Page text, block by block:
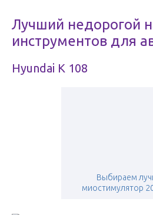
Лучший недорогой
инструментов для
Hyundai K 108
Выбираем
миостимулятор